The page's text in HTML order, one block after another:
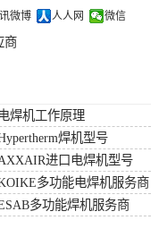
微博 人人网 微信
商
焊机工作原理
焊机型号
进口电焊机型号
多功能电焊机服务商
多功能焊机服务商